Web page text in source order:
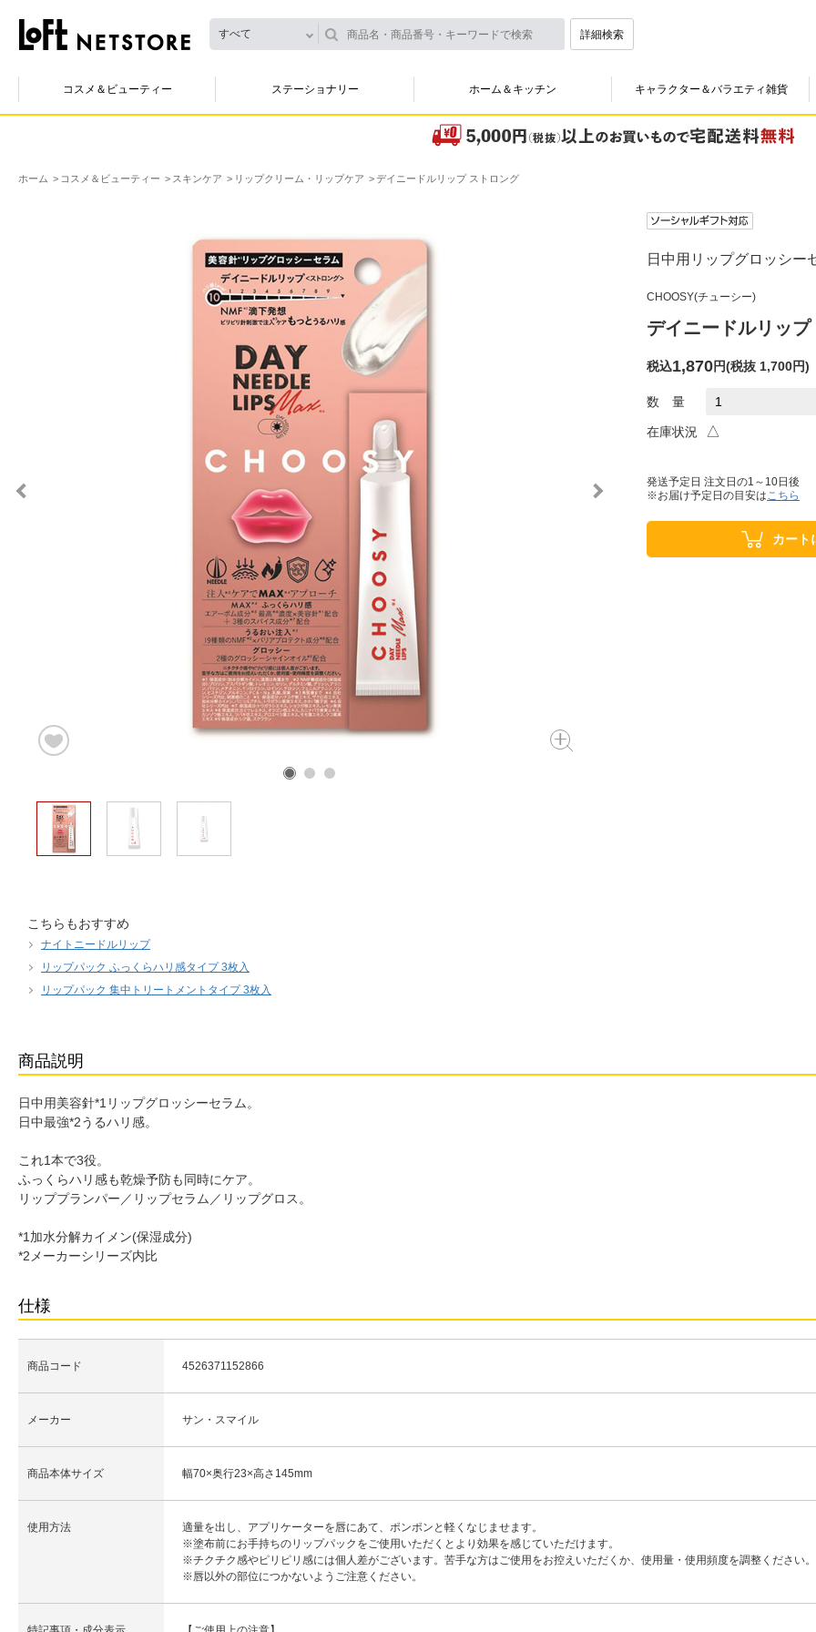
すべて 詳細検索
コスメ＆ビューティー ステーショナリー ホーム＆キッチン キャラクター＆バラエティ雑貨
ホーム コスメ＆ビューティー スキンケア リップクリーム・リップケア デイニードルリップ ストロング
日中用リップグロッシー
CHOOSY(チューシー)
デイニードルリッ
税込1,870円(税抜 1,700円)
数 量
在庫状況 △
発送予定日 注文日の1～10日後
※お届け予定日の目安はこちら
カート
こちらもおすすめ
ナイトニードルリップ
リップパック ふっくらハリ感タイプ 3枚入
リップパック 集中トリートメントタイプ 3枚入
商品説明
日中用美容針*1リップグロッシーセラム。
日中最強*2うるハリ感。
これ1本で3役。
ふっくらハリ感も乾燥予防も同時にケア。
リッププランパー／リップセラム／リップグロス。
*1加水分解カイメン(保湿成分)
*2メーカーシリーズ内比
仕様
商品コード 4526371152866
メーカー サン・スマイル
商品本体サイズ 幅70×奥行23×高さ145mm
使用方法
適量を出し、アプリケーターを唇にあて、ポンポンと軽くなじませます。
※塗布前にお手持ちのリップパックをご使用いただくとより効果を感じていただけます。
※チクチク感やピリピリ感には個人差がございます。苦手な方はご使用をお控えいただくか、使用量・使用頻度を調整ください。
※唇以外の部位につかないようご注意ください。